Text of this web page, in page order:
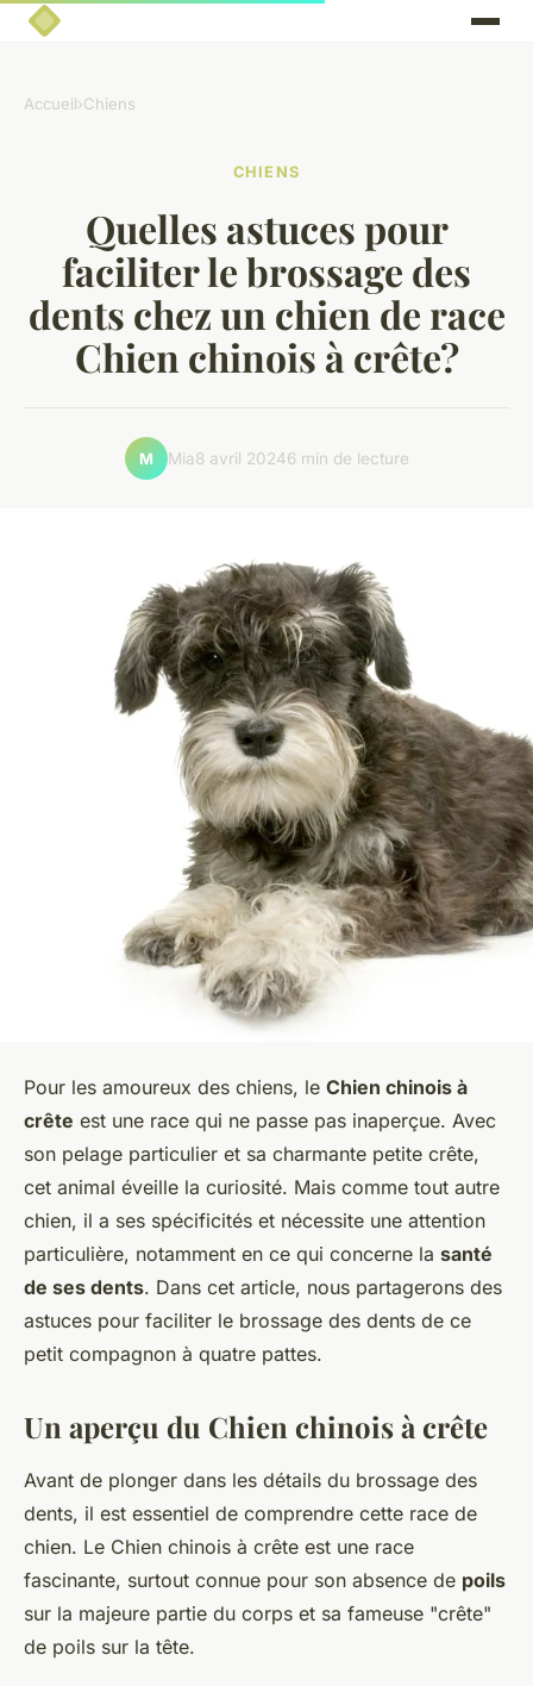
Accueil›Chiens
CHIENS
Quelles astuces pour
faciliter le brossage des
dents chez un chien de race
Chien chinois à crête?
M Mia8 avril 20246 min de lecture
Pour les amoureux des chiens, le Chien chinois à
crête est une race qui ne passe pas inaperçue. Avec
son pelage particulier et sa charmante petite crête,
cet animal éveille la curiosité. Mais comme tout autre
chien, il a ses spécificités et nécessite une attention
particulière, notamment en ce qui concerne la santé
de ses dents. Dans cet article, nous partagerons des
astuces pour faciliter le brossage des dents de ce
petit compagnon à quatre pattes.
Un aperçu du Chien chinois à crête
Avant de plonger dans les détails du brossage des
dents, il est essentiel de comprendre cette race de
chien. Le Chien chinois à crête est une race
fascinante, surtout connue pour son absence de poils
sur la majeure partie du corps et sa fameuse "crête"
de poils sur la tête.